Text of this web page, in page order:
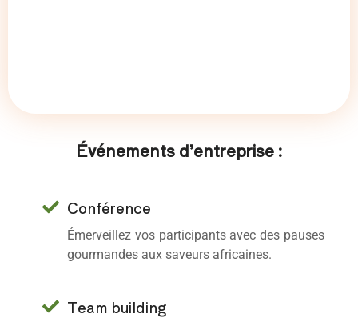
Événements d’entreprise :
Conférence
Émerveillez vos participants avec des pauses
gourmandes aux saveurs africaines.
Team building